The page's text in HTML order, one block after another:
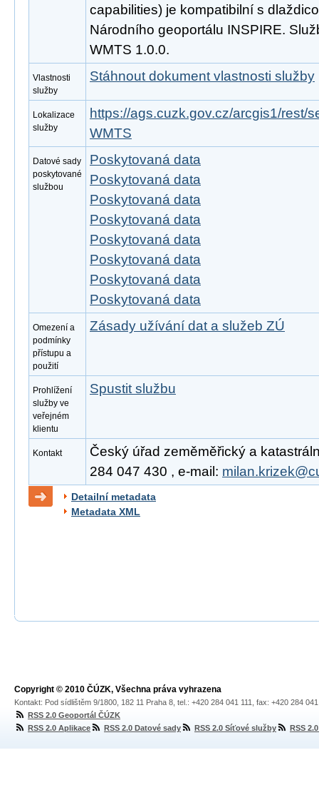
capabilities) je kompatibilní s
Národního geoportálu INSPIRE.
WMTS 1.0.0.
Vlastnosti
služby
Stáhnout dokument vlastnosti služby
Lokalizace
služby
https://ags.cuzk.gov.cz/arcgis1/rest/
WMTS
Datové sady
poskytované
službou
Poskytovaná data
Poskytovaná data
Poskytovaná data
Poskytovaná data
Poskytovaná data
Poskytovaná data
Poskytovaná data
Poskytovaná data
Omezení a
podmínky
přístupu a
použití
Zásady užívání dat a služeb ZÚ
Prohlížení
služby ve
veřejném
klientu
Spustit službu
Kontakt
Český úřad zeměměřický a
284 047 430 , e-mail:
Detailní metadata
Metadata XML
Copyright © 2010 ČÚZK, Všechna práva vyhrazena
Kontakt: Pod sídlištěm 9/1800, 182 11 Praha 8, tel.: +420 284 041 111, fax: +420 284
RSS 2.0 Geoportál ČÚZK
RSS 2.0 Aplikace
RSS 2.0 Datové sady RSS 2.0 Síťové služby RSS